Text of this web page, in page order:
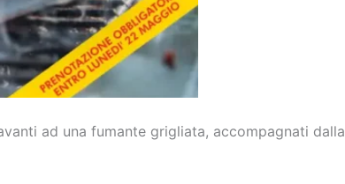
ad una fumante grigliata, accompagnati dalla